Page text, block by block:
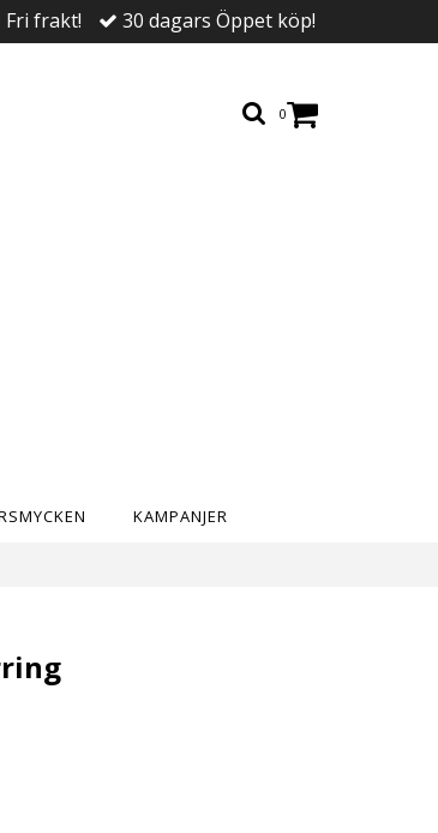
Fri frakt! 30 dagars Öppet köp!
0
KAMPANJER